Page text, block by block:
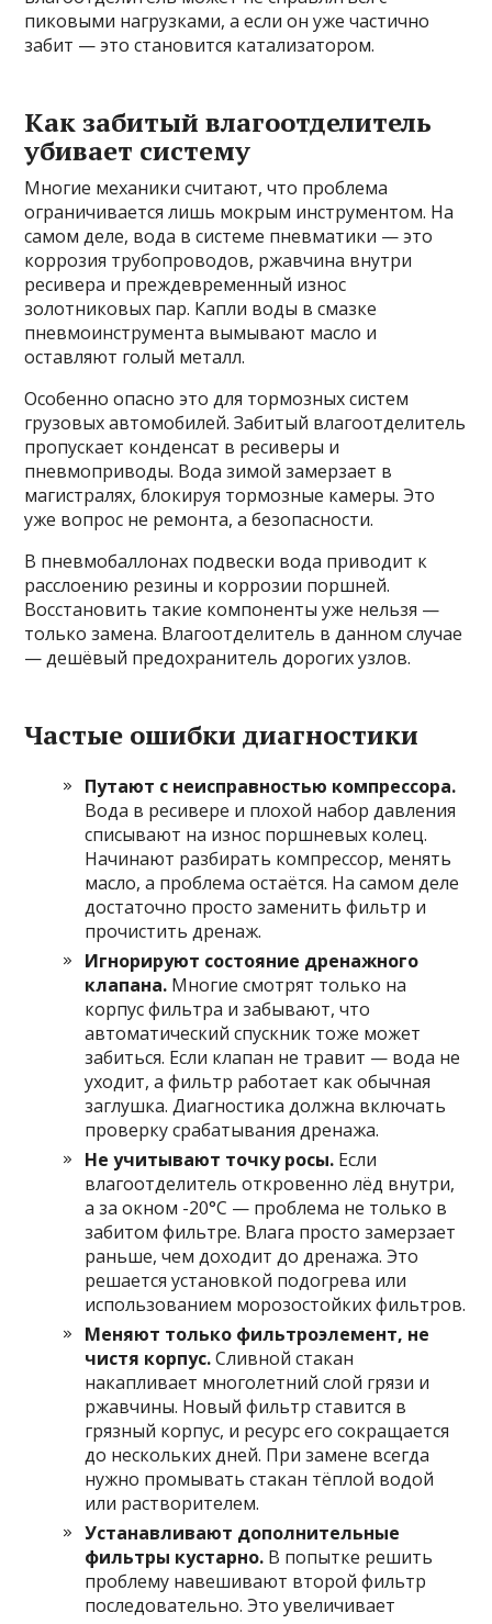
пиковыми нагрузками, а если он уже частично
забит — это становится катализатором.
Как забитый влагоотделитель
убивает систему
Многие механики считают, что проблема
ограничивается лишь мокрым инструментом. На
самом деле, вода в системе пневматики — это
коррозия трубопроводов, ржавчина внутри
ресивера и преждевременный износ
золотниковых пар. Капли воды в смазке
пневмоинструмента вымывают масло и
оставляют голый металл.
Особенно опасно это для тормозных систем
грузовых автомобилей. Забитый влагоотделитель
пропускает конденсат в ресиверы и
пневмоприводы. Вода зимой замерзает в
магистралях, блокируя тормозные камеры. Это
уже вопрос не ремонта, а безопасности.
В пневмобаллонах подвески вода приводит к
расслоению резины и коррозии поршней.
Восстановить такие компоненты уже нельзя —
только замена. Влагоотделитель в данном случае
— дешёвый предохранитель дорогих узлов.
Частые ошибки диагностики
Путают с неисправностью компрессора.
Вода в ресивере и плохой набор давления
списывают на износ поршневых колец.
Начинают разбирать компрессор, менять
масло, а проблема остаётся. На самом деле
достаточно просто заменить фильтр и
прочистить дренаж.
Игнорируют состояние дренажного
клапана. Многие смотрят только на
корпус фильтра и забывают, что
автоматический спускник тоже может
забиться. Если клапан не травит — вода не
уходит, а фильтр работает как обычная
заглушка. Диагностика должна включать
проверку срабатывания дренажа.
Не учитывают точку росы. Если
влагоотделитель откровенно лёд внутри,
а за окном -20°C — проблема не только в
забитом фильтре. Влага просто замерзает
раньше, чем доходит до дренажа. Это
решается установкой подогрева или
использованием морозостойких фильтров.
Меняют только фильтроэлемент, не
чистя корпус.Сливной стакан
накапливает многолетний слой грязи и
ржавчины. Новый фильтр ставится в
грязный корпус, и ресурс его сокращается
до нескольких дней. При замене всегда
нужно промывать стакан тёплой водой
или растворителем.
Устанавливают дополнительные
фильтры кустарно. В попытке решить
проблему навешивают второй фильтр
последовательно. Это увеличивает